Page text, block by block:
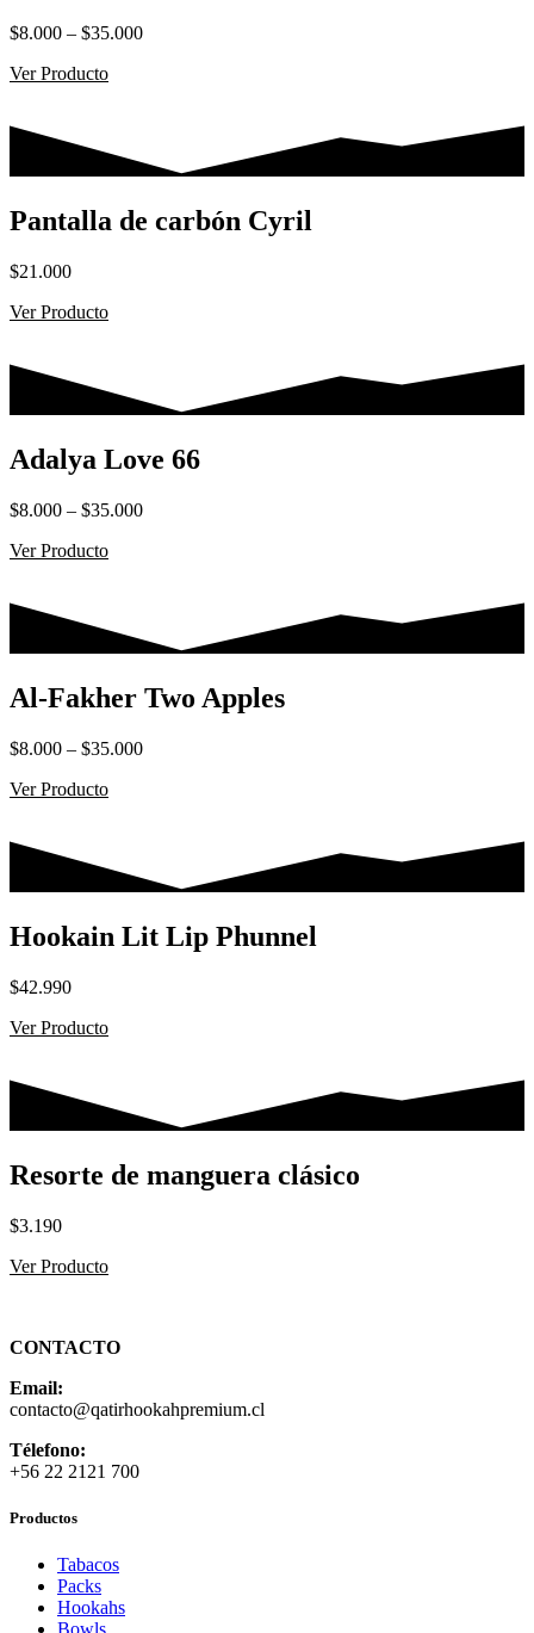
$8.000 – $35.000Rango
$35.000
Ver Producto
Pantalla de carbón Cyril
$21.000
Ver Producto
Adalya Love 66
$8.000 – $35.000Rango
$35.000
Ver Producto
Al-Fakher Two Apples
$8.000 – $35.000Rango
$35.000
Ver Producto
Hookain Lit Lip Phunnel
$42.990
Ver Producto
Resorte de manguera clásico
$3.190
Ver Producto
CONTACTO
Email:
contacto@qatirhookahpremium.cl
Télefono:
+56 22 2121 700
Productos
Tabacos
Packs
Hookahs